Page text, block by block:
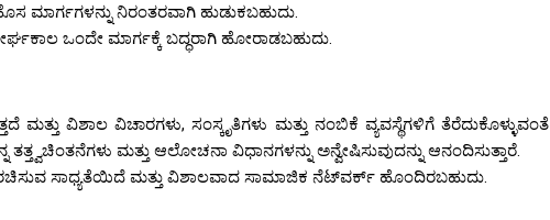
ಮಾರ್ಗಗಳನ್ನು ನಿರಂತರವಾಗಿ ಹುಡುಕಬಹುದು.
ಒಂದೇ ಮಾರ್ಗಕ್ಕೆ ಬದ್ಧರಾಗಿ ಹೋರಾಡಬಹುದು.
ವಿಶಾಲ ವಿಚಾರಗಳು, ಸಂಸ್ಕೃತಿಗಳು ಮತ್ತು ನಂಬಿಕೆ ವ್ಯವಸ್ಥೆಗಳಿಗೆ ತೆರೆದುಕೊಳ್ಳುವಂತೆ
ಮತ್ತು ಆಲೋಚನಾ ವಿಧಾನಗಳನ್ನು ಅನ್ವೇಷಿಸುವುದನ್ನು ಆನಂದಿಸುತ್ತಾರೆ.
ಸಾಧ್ಯತೆಯಿದೆ ಮತ್ತು ವಿಶಾಲವಾದ ಸಾಮಾಜಿಕ ನೆಟ್‌ವರ್ಕ್ ಹೊಂದಿರಬಹುದು.